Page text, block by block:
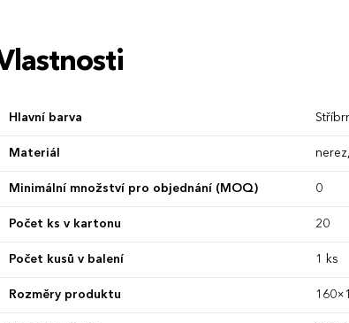
Hlavní barva
Materiál
Minimální množství pro objednání (MOQ) 0
Počet ks v kartonu 20
Počet kusů v balení 1 ks
Rozměry produktu